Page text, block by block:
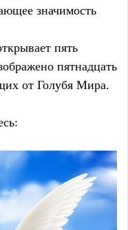
значимость
пять
пятнадцать
от Голубя Мира.